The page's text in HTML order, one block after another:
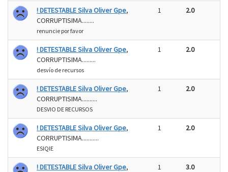
! DETESTABLE Silva Oliver Gpe,
CORRUPTISIMA........
renuncie por favor
1 2.0
! DETESTABLE Silva Oliver Gpe,
CORRUPTISIMA.........
desvío de recursos
1 2.0
! DETESTABLE Silva Oliver Gpe,
CORRUPTISIMA..........
DESVIO DE RECURSOS
1 2.0
! DETESTABLE Silva Oliver Gpe,
CORRUPTISIMA...........
ESIQIE
1 2.0
! DETESTABLE Silva Oliver Gpe,
1 3.0